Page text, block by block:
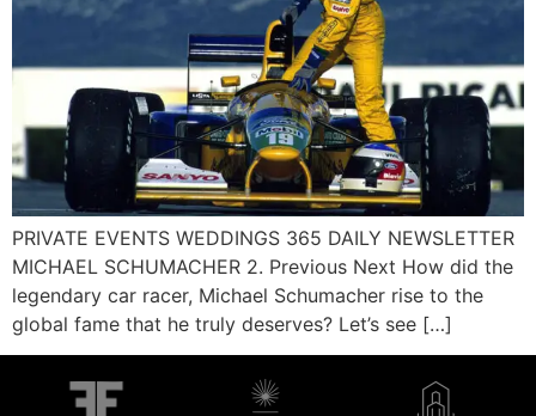
PRIVATE EVENTS WEDDINGS 365 DAILY NEWSLETTER
MICHAEL SCHUMACHER 2. Previous Next How did the
legendary car racer, Michael Schumacher rise to the
global fame that he truly deserves? Let’s see […]